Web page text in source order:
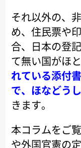
それ以外の、
め、住民票や
合、日本の登
て無い国がほ
れている添付
で、ほなどう
きます。
本コラムをご
や外国官憲の